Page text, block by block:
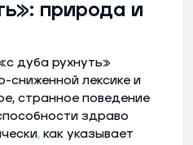
природа и
дуба рухнуть»
сниженной лексике и
странное поведение
здраво
, как указывает